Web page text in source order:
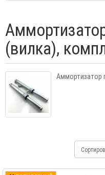
(вилка),
Аммортизатор